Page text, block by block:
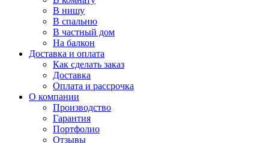
В нишу
В спальню
В частный дом
На балкон
Доставка и оплата
Как сделать заказ
Доставка
Оплата и рассрочка
О компании
Производство
Гарантия
Портфолио
Отзывы